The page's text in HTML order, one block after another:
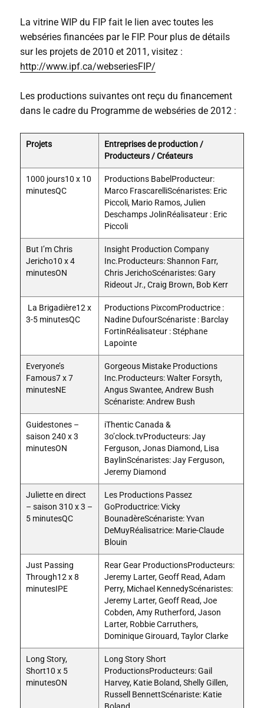
La vitrine WIP du FIP fait le lien avec toutes les
webséries financées par le FIP. Pour plus de détails
sur les projets de 2010 et 2011, visitez :
http://www.ipf.ca/webseriesFIP/
Les productions suivantes ont reçu du financement
dans le cadre du Programme de webséries de 2012 :
Projets
Entreprises de production /
Producteurs / Créateurs
1000 jours10 x 10
minutesQC
Productions BabelProducteur:
Marco FrascarelliScénaristes: Eric
Piccoli, Mario Ramos, Julien
Deschamps JolinRéalisateur : Eric
Piccoli
But I’m Chris
Jericho10 x 4
minutesON
Insight Production Company
Inc.Producteurs: Shannon Farr,
Chris JerichoScénaristes: Gary
Rideout Jr., Craig Brown, Bob Kerr
La Brigadière12 x
3-5 minutesQC
Productions PixcomProductrice :
Nadine DufourScénariste : Barclay
FortinRéalisateur : Stéphane
Lapointe
Everyone’s
Famous7 x 7
minutesNE
Gorgeous Mistake Productions
Inc.Producteurs: Walter Forsyth,
Angus Swantee, Andrew Bush
Scénariste: Andrew Bush
Guidestones –
saison 240 x 3
minutesON
iThentic Canada &
3o’clock.tvProducteurs: Jay
Ferguson, Jonas Diamond, Lisa
BaylinScénaristes: Jay Ferguson,
Jeremy Diamond
Juliette en direct
– saison 310 x 3 –
5 minutesQC
Les Productions Passez
GoProductrice: Vicky
BounadèreScénariste: Yvan
DeMuyRéalisatrice: Marie-Claude
Blouin
Just Passing
Through12 x 8
minutesIPE
Rear Gear ProductionsProducteurs:
Jeremy Larter, Geoff Read, Adam
Perry, Michael KennedyScénaristes:
Jeremy Larter, Geoff Read, Joe
Cobden, Amy Rutherford, Jason
Larter, Robbie Carruthers,
Dominique Girouard, Taylor Clarke
Long Story,
Short10 x 5
minutesON
Long Story Short
ProductionsProducteurs: Gail
Harvey, Katie Boland, Shelly Gillen,
Russell BennettScénariste: Katie